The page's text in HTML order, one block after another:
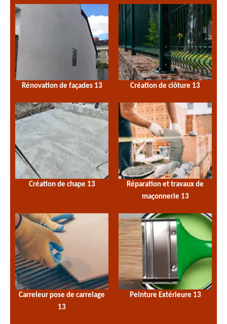
Rénovation de façades 13 Création de clôture 13
Création de chape 13
Réparation et travaux de
maçonnerie 13
Carreleur pose de carrelage
13
Peinture Extérieure 13